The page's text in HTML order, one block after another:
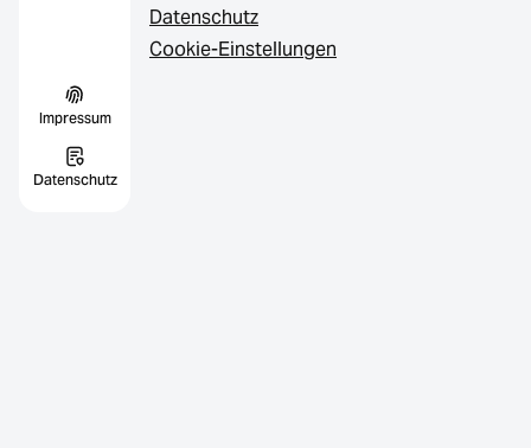
Impressum
Datenschutz
Datenschutz
Cookie-Einstellungen